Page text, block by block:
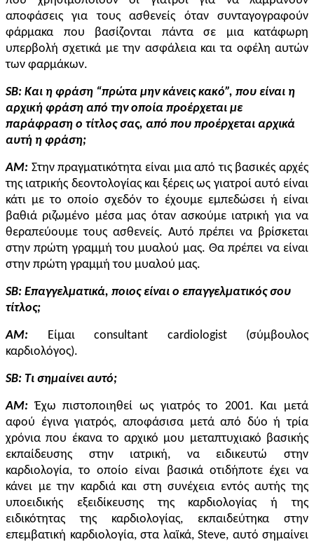
αποφάσεις για τους ασθενείς όταν συνταγογραφούν
φάρμακα που βασίζονται πάντα σε μια κατάφωρη
υπερβολή σχετικά με την ασφάλεια και τα οφέλη αυτών
των φαρμάκων.
SB: Και η φράση “πρώτα μην κάνεις κακό”, που είναι η
αρχική φράση από την οποία προέρχεται με
παράφραση ο τίτλος σας, από που προέρχεται αρχικά
αυτή η φράση;
AM: Στην πραγματικότητα είναι μια από τις βασικές αρχές
της ιατρικής δεοντολογίας και ξέρεις ως γιατροί αυτό είναι
κάτι με το οποίο σχεδόν το έχουμε εμπεδώσει ή είναι
βαθιά ριζωμένο μέσα μας όταν ασκούμε ιατρική για να
θεραπεύουμε τους ασθενείς. Αυτό πρέπει να βρίσκεται
στην πρώτη γραμμή του μυαλού μας. Θα πρέπει να είναι
στην πρώτη γραμμή του μυαλού μας.
SB: Επαγγελματικά, ποιος είναι ο επαγγελματικός σου
τίτλος;
AM: Είμαι consultant cardiologist (σύμβουλος
καρδιολόγος).
SB: Τι σημαίνει αυτό;
AM: Έχω πιστοποιηθεί ως γιατρός το 2001. Και μετά
αφού έγινα γιατρός, αποφάσισα μετά από δύο ή τρία
χρόνια που έκανα το αρχικό μου μεταπτυχιακό βασικής
εκπαίδευσης στην ιατρική, να ειδικευτώ στην
καρδιολογία, το οποίο είναι βασικά οτιδήποτε έχει να
κάνει με την καρδιά και στη συνέχεια εντός αυτής της
υποειδικής εξειδίκευσης της καρδιολογίας ή της
ειδικότητας της καρδιολογίας, εκπαιδεύτηκα στην
επεμβατική καρδιολογία, στα λαϊκά, Steve, αυτό σημαίνει